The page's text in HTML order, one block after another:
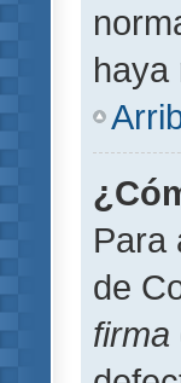
haya
Para
de
firma